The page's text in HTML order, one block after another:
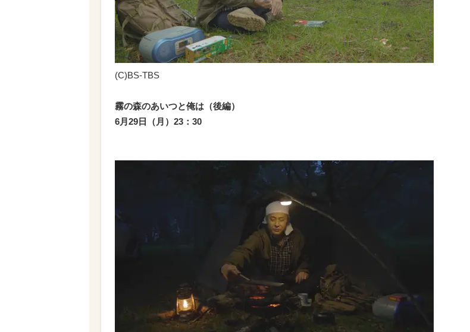
(C)BS-TBS
霧の森のあいつと俺は（後編）
6月29日（月）23：30